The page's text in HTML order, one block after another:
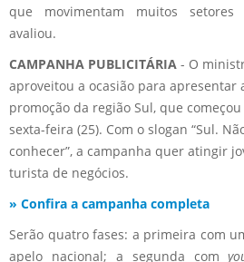
que movimentam muitos setores
avaliou.
CAMPANHA PUBLICITÁRIA - O
aproveitou a ocasião para apresentar
promoção da região Sul, que
sexta-feira (25). Com o slogan “Sul.
conhecer”, a campanha quer atingir
turista de negócios.
» Confira a campanha completa
Serão quatro fases: a primeira com
apelo nacional; a segunda com